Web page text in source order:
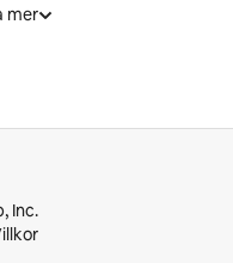
mer
Inc.